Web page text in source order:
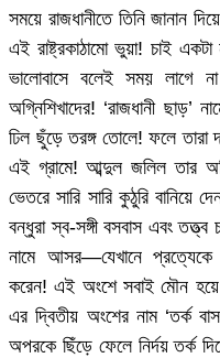
সময়ে রাজধানীতে তিনি জানান
এই রাষ্ট্রকাঠামো ভুয়া! চাই
ভালোবাসে বলেই সময় লাগে
অগ্নিশিখাদের! ‘রাজধানী ছাড়’
ঢিল ছুঁড়ে তরঙ্গ তোলে! ফলে
এই গ্রামে! আব্দুল জলিল তার
ভেতরে সারি সারি কুঠুরি
বন্ধুরা স্ব-সঙ্গী বসবাস এবং তত্ত্ব
নামে আসর—যেখানে প্রত্যেকে
করেন! এই অংশে সবাই মৌন
এর দ্বিতীয় অংশের নাম ‘তর্ক
অপরকে ছিঁড়ে ফেলে নির্দয় তর্ক